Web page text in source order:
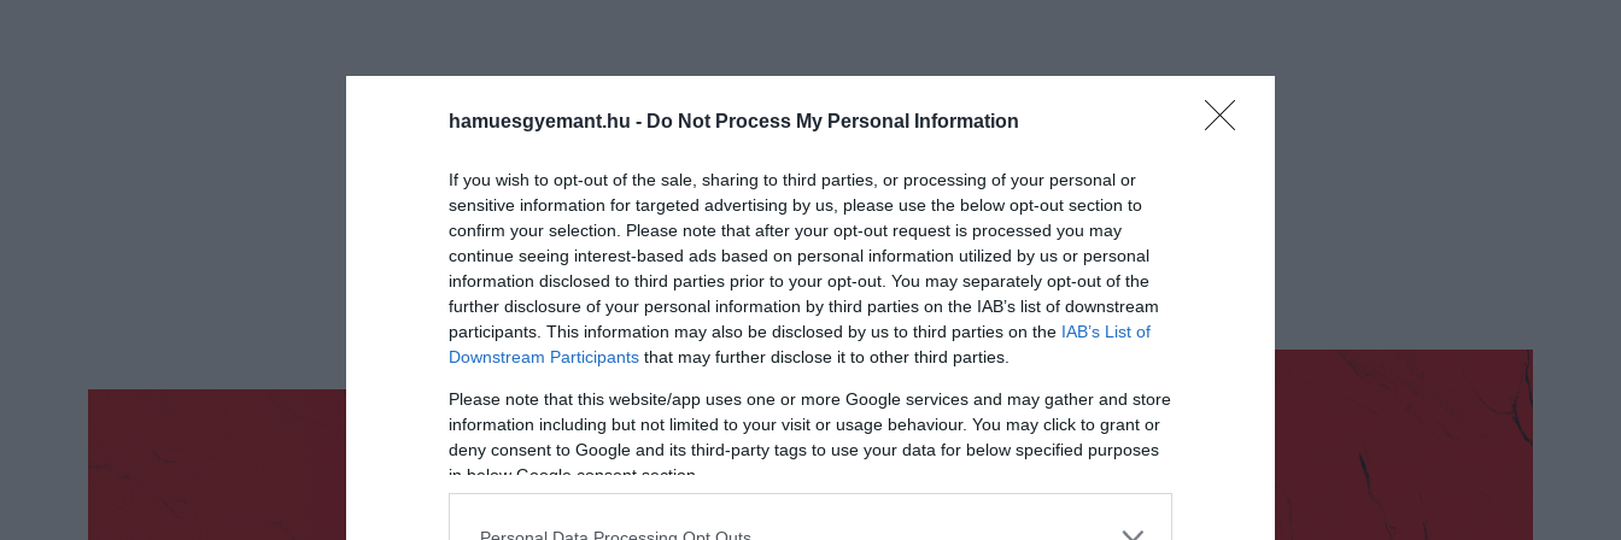
hamuesgyemant.hu - Do Not Process My Personal Information
If you wish to opt-out of the sale, sharing to third parties, or processing of your personal or
sensitive information for targeted advertising by us, please use the below opt-out section to
confirm your selection. Please note that after your opt-out request is processed you may
continue seeing interest-based ads based on personal information utilized by us or personal
information disclosed to third parties prior to your opt-out. You may separately opt-out of the
further disclosure of your personal information by third parties on the IAB’s list of downstream
participants. This information may also be disclosed by us to third parties on the IAB’s List of
Downstream Participants that may further disclose it to other third parties.
Please note that this website/app uses one or more Google services and may gather and store
information including but not limited to your visit or usage behaviour. You may click to grant or
deny consent to Google and its third-party tags to use your data for below specified purposes
in below Google consent section.